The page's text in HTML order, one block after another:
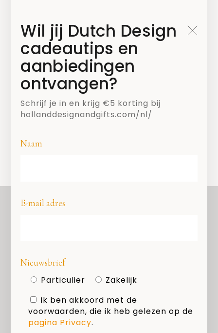
Wil jij Dutch Design
cadeautips en
aanbiedingen
ontvangen?
Schrijf je in en krijg €5 korting bij
hollanddesignandgifts.com/nl/
Naam
E-mail adres
Nieuwsbrief
Particulier
Zakelijk
Ik ben akkoord met de
voorwaarden, die ik heb gelezen op de
pagina Privacy.
Kies welke nieuwsbrief je wilt ontvangen*
Mailchimp NL
Mailchimp B2B
COPYRIGHT
MEDIAKIT